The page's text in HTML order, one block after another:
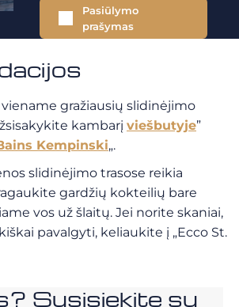
Pasiūlymo
prašymas
gražiausių slidinėjimo
kambarį viešbutyje”
Kempinski„.
slidinėjimo trasose reikia
gardžių kokteilių bare
vos už šlaitų. Jei norite skaniai,
pavalgyti, keliaukite į „Ecco St.
Susisiekite su